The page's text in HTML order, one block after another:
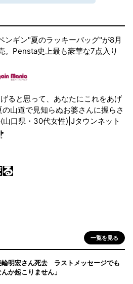
ンギン"夏のラッキーバッグ"が8月
。Pensta史上最も豪華な7点入り
げると思って、あなたにこれをあげ
の山道で見知らぬお婆さんに握らさ
山口県・30代女性)|Jタウンネット
一覧を見る
輪明宏さん死去 ラストメッセージでも
か起こりません」